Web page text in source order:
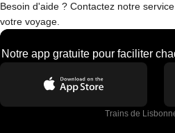
Besoin d'aide ? Contactez notre
votre voyage.
Notre app gratuite pour faciliter
Trains de